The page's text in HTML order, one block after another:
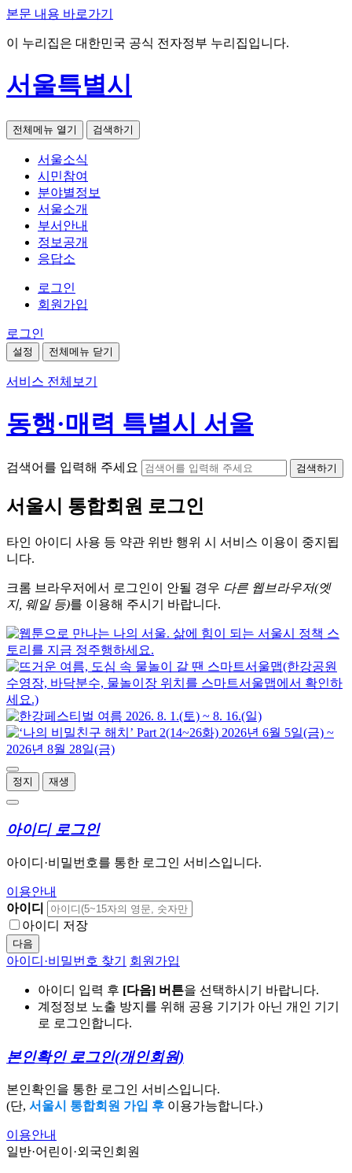
본문 내용 바로가기
이 누리집은 대한민국 공식 전자정부 누리집입니다.
서울특별시
전체메뉴 열기 검색하기
서울소식
시민참여
분야별정보
서울소개
부서안내
정보공개
응답소
로그인
회원가입
로그인
설정 전체메뉴 닫기
서비스 전체보기
동행·매력 특별시 서울
검색어를 입력해 주세요 검색하기
서울시 통합회원 로그인
타인 아이디 사용 등 약관 위반 행위 시 서비스 이용이 중지됩
니다.
크롬 브라우저에서 로그인이 안될 경우 다른 웹브라우저(엣
지, 웨일 등)를 이용해 주시기 바랍니다.
정지 재생
아이디 로그인
아이디·비밀번호를 통한 로그인 서비스입니다.
이용안내
아이디
아이디 저장
다음
아이디·비밀번호 찾기 회원가입
아이디 입력 후 [다음] 버튼을 선택하시기 바랍니다.
계정정보 노출 방지를 위해 공용 기기가 아닌 개인 기기
로 로그인합니다.
본인확인 로그인(개인회원)
본인확인을 통한 로그인 서비스입니다.
(단, 서울시 통합회원 가입 후 이용가능합니다.)
이용안내
일반·어린이·외국인회원